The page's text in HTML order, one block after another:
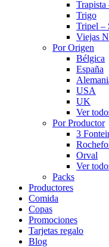
Trapista
Trigo
Tripel –
Viejas
Por Origen
Bélgica
España
USA
UK
Ver
Por Productor
3
Orval
Ver
Packs
Productores
Comida
Copas
Promociones
Tarjetas regalo
Blog